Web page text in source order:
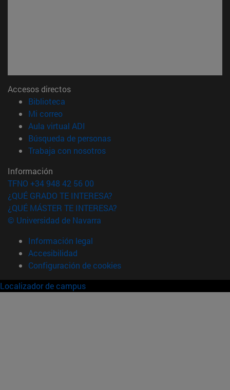
Accesos directos
Biblioteca
Mi correo(abre en nueva ventana)
Aula virtual ADI
Búsqueda de personas(abre en nueva ventana)
Trabaja con nosotros(abre en nueva ventana)
Información
TFNO +34 948 42 56 00
¿QUÉ GRADO TE INTERESA?
¿QUÉ MÁSTER TE INTERESA?
© Universidad de Navarra
Información legal
Accesibilidad
Configuración de cookies
Localizador de campus